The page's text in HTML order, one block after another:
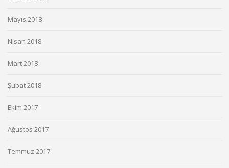
Mayıs 2018
Nisan 2018
Mart 2018
Şubat 2018
Ekim 2017
Ağustos 2017
Temmuz 2017